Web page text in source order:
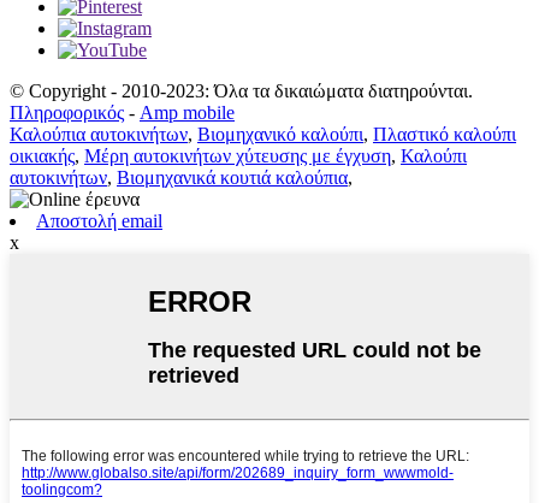
© Copyright - 2010-2023: Όλα τα δικαιώματα διατηρούνται.
Πληροφορικός - Amp mobile
Καλούπια αυτοκινήτων, Βιομηχανικό καλούπι, Πλαστικό καλούπι
οικιακής, Μέρη αυτοκινήτων χύτευσης με έγχυση, Καλούπι
αυτοκινήτων, Βιομηχανικά κουτιά καλούπια,
Αποστολή email
x